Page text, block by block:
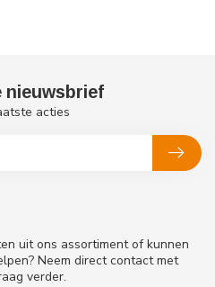
uit ons assortiment of kunnen
Neem direct contact met
verder.
nieuwsbrief
acties